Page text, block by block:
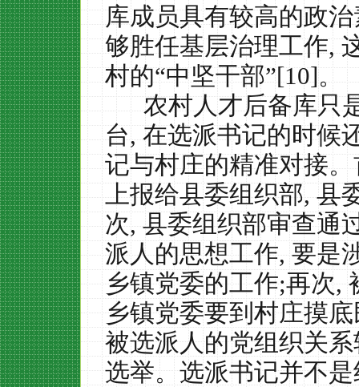
库成员具有较高的政
够胜任基层治理工作,
村的“中坚干部”[10]。
农村人才后备库只
台,在选派书记的时候
记与村庄的精准对接
上报给县委组织部,县
次,县委组织部审查通
派人的思想工作,要是
乡镇党委的工作;再次,
乡镇党委要到村庄摸
被选派人的党组织关
选举。选派书记并不